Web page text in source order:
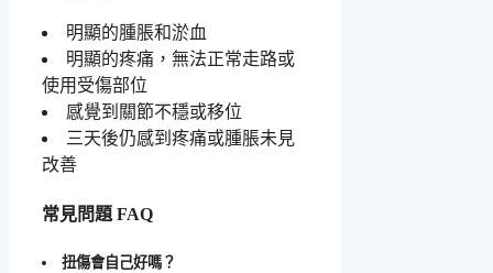
明顯的腫脹和淤血
明顯的疼痛，無法正常走路或
使用受傷部位
感覺到關節不穩或移位
三天後仍感到疼痛或腫脹未見
改善
常見問題 FAQ
扭傷會自己好嗎？